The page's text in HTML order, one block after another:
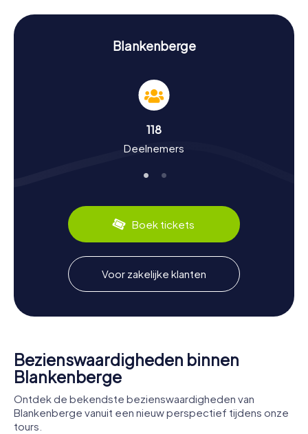
van Vlaamse architectuur en herbergt tegenwoordig een
museum. Tijdens je speurtocht in Blankenberge los je
raadsels op bij deze en vele andere locaties, en heb je
daarbij enorm veel plezier.
Speurtocht in Blankenberge: Geschiedenis en
alleen vermakelijk, maar ook leerzaam. Je zult veel te
weten komen over de geschiedenis en cultuur van de
teruggaat tot de middeleeuwen. Door de eeuwen heen
je dat Blankenberge een van de locaties is van de
beeldententoonstelling Beaufort, die om de drie jaar aan
de Belgische kust plaatsvindt? Of dat hier elke zomer het
zandsculpturenfestival wordt gehouden? Ook op culinair
gebied heeft Blankenberge veel te bieden: proef zeker
de verse zeevruchten en de beroemde Belgische
wafels. Tijdens een speurtocht in Blankenberge ontdek je
niet alleen de bezienswaardigheden van de stad, maar
duik je ook in haar geschiedenis en cultuur.
Blankenberge
118
Deelnemers
Boek tickets
Voor zakelijke klanten
Bezienswaardigheden binnen
Blankenberge
Ontdek de bekendste bezienswaardigheden van
Blankenberge vanuit een nieuw perspectief tijdens onze
tours.